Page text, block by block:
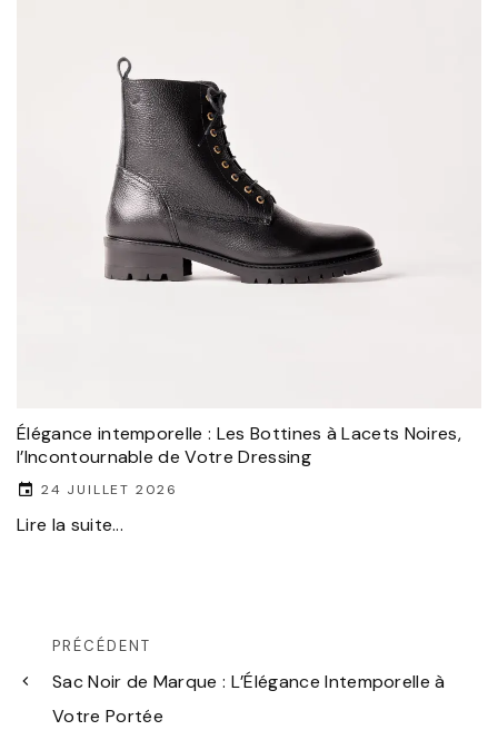
Élégance intemporelle : Les Bottines à Lacets Noires,
l’Incontournable de Votre Dressing
24 JUILLET 2026
Lire la suite...
PRÉCÉDENT
Sac Noir de Marque : L’Élégance Intemporelle à
Votre Portée